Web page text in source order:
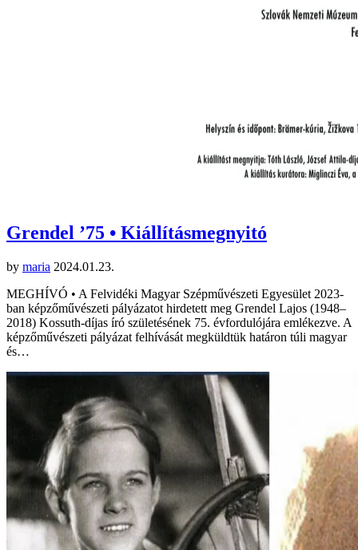
Grendel ’75 • Kiállításmegnyitó
by maria 2024.01.23.
MEGHÍVÓ • A Felvidéki Magyar Szépművészeti Egyesület 2023-
ban képzőművészeti pályázatot hirdetett meg Grendel Lajos (1948–
2018) Kossuth-díjas író születésének 75. évfordulójára emlékezve. A
képzőművészeti pályázat felhívását megküldtük határon túli magyar
és…